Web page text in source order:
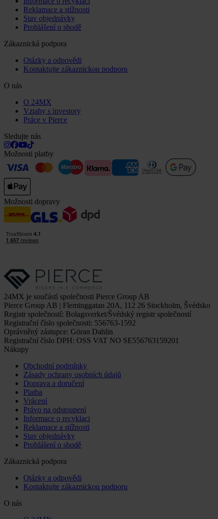
Reklamace a stížnosti
Stav objednávky
Prohlášení o shodě
Zákaznická podpora
Otázky a odpovědi
Kontaktujte zákaznickou podporu
O nás
O 24MX
Vztahy s investory
Práce v Pierce
Sledujte nás
Možnosti platby
Možnosti dopravy
24MX je součástí společnosti Pierce Group AB
Pierce Group AB | Fleminggatan 20A, 112 26 Stockholm, Švédsko
Registr společností: Bolagsverket/Švédský registr společností
Registrační číslo společnosti: 556763-1592
Oprávněný zástupce: Göran Dahlin
Registrační číslo DPH: OSS VAT NO SE556763159201
Nákupy
Obchodní podmínky
Zásady ochrany osobních údajů
Doprava a doručení
Platba
Vrácení
Právo na odstoupení
Informace o recyklaci
Reklamace a stížnosti
Stav objednávky
Prohlášení o shodě
Zákaznická podpora
Otázky a odpovědi
Kontaktujte zákaznickou podporu
O nás